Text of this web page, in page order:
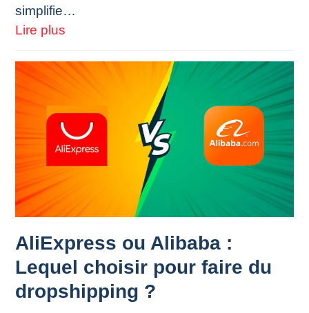
simplifie…
Lire plus
AliExpress ou Alibaba :
Lequel choisir pour faire du
dropshipping ?